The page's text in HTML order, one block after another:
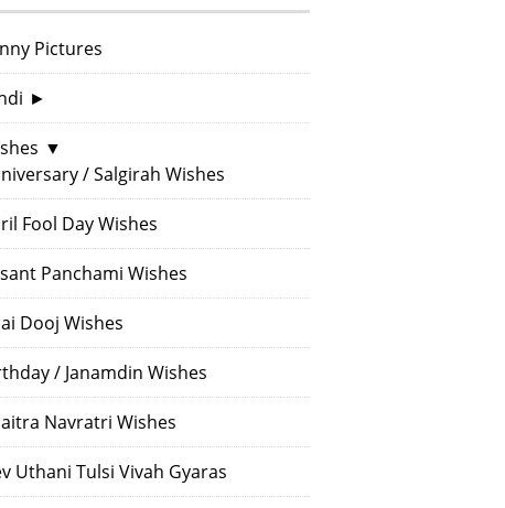
Pictures
►
▼
/ Salgirah Wishes
Fool Day Wishes
Panchami Wishes
Dooj Wishes
/ Janamdin Wishes
Navratri Wishes
Uthani Tulsi Vivah Gyaras